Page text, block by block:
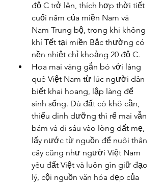
độ C trở lên, thích hợp thời tiết
cuối năm của miền Nam và
Nam Trung bộ, trong khi không
khí Tết tại miền Bắc thường có
nền nhiệt chỉ khoảng 20 độ C.
Hoa mai vàng gắn bó với làng
quê Việt Nam từ lúc người dân
biết khai hoang, lập làng để
sinh sống. Dù đất có khô cằn,
thiếu dinh dưỡng thì rể mai vẫn
bám và đi sâu vào lòng đất mẹ,
lấy nước từ nguồn để nuôi thân
cây cũng như người Việt Nam
yêu đất Việt và luôn gìn giữ đạo
lý, cội nguồn văn hóa đẹp của